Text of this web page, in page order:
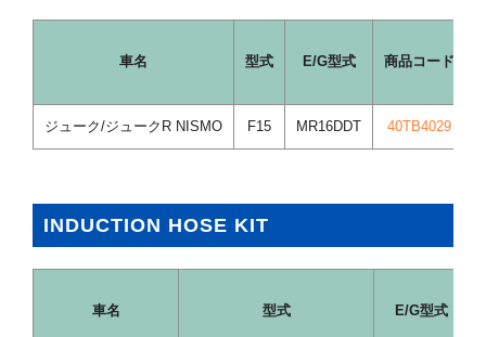
車名 型式 E/G型式 商品コード
ジューク/ジュークR NISMO F15 MR16DDT 40TB4029
INDUCTION HOSE KIT
車名 型式 E/G型式